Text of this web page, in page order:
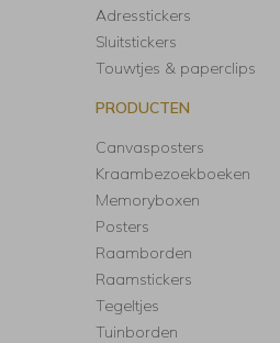
Adresstickers
Sluitstickers
Touwtjes & paperclips
PRODUCTEN
Canvasposters
Kraambezoekboeken
Memoryboxen
Posters
Raamborden
Raamstickers
Tegeltjes
Tuinborden